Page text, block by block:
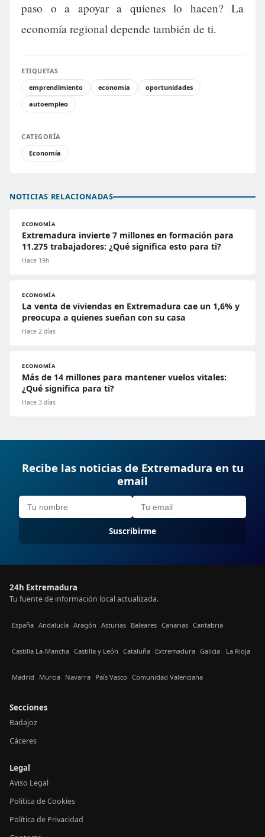
paso o a apoyar a quienes lo hacen? La
economía regional depende también de ti.
ETIQUETAS
emprendimiento
economía
oportunidades
autoempleo
CATEGORÍA
Economía
NOTICIAS RELACIONADAS
ECONOMÍA
Extremadura invierte 7 millones en formación para
11.275 trabajadores: ¿Qué significa esto para ti?
Hace 19h
ECONOMÍA
La venta de viviendas en Extremadura cae un 1,6% y
preocupa a quienes sueñan con su casa
Hace 2 días
ECONOMÍA
Más de 14 millones para mantener vuelos vitales:
¿Qué significa para ti?
Hace 3 días
Recibe las noticias de Extremadura en tu
email
Suscribirme
24h Extremadura
Tu fuente de información local actualizada.
España Andalucía Aragón Asturias Baleares Canarias Cantabria
Castilla La-Mancha Castilla y León Cataluña Extremadura Galicia La Rioja
Madrid Murcia Navarra País Vasco Comunidad Valenciana
Secciones
Badajoz
Cáceres
Legal
Aviso Legal
Política de Cookies
Política de Privacidad